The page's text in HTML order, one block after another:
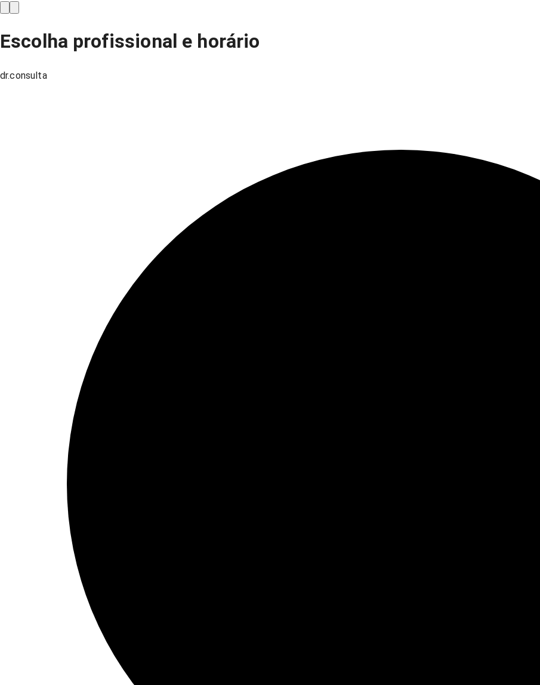
Escolha profissional e horário
dr.consulta